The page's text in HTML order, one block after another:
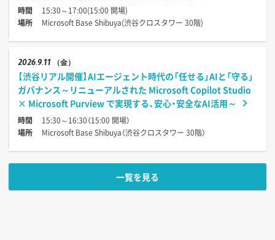
時間
15:30～17:00(15:00 開場)
場所
Microsoft Base Shibuya(渋谷クロスタワー 30階)
20269.11 （金）
【渋谷リアル開催】AIエージェント時代の「任せる」AIと「守る」
ガバナンス～リニューアルされた Microsoft Copilot Studio
× Microsoft Purview で実現する、安心・安全なAI活用～
時間
15:30～16:30（15:00 開場）
場所
Microsoft Base Shibuya（渋谷クロスタワー 30階）
一覧を見る